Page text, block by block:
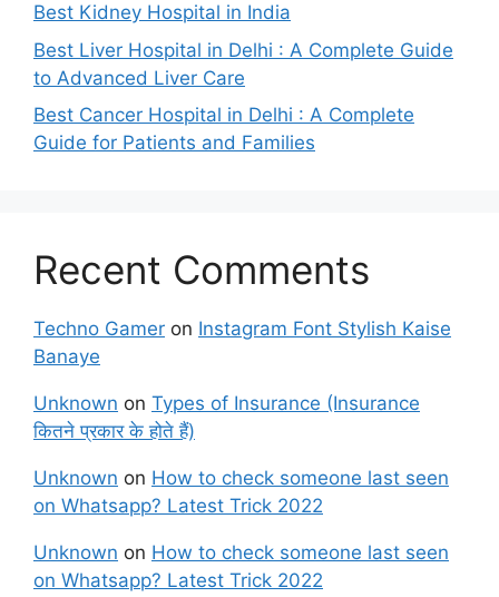
Best Kidney Hospital in India
Best Liver Hospital in Delhi : A Complete Guide
to Advanced Liver Care
Best Cancer Hospital in Delhi : A Complete
Guide for Patients and Families
Recent Comments
Techno Gamer on Instagram Font Stylish Kaise
Banaye
Unknown on Types of Insurance (Insurance
कितने प्रकार के होते हैं)
Unknown on How to check someone last seen
on Whatsapp? Latest Trick 2022
Unknown on How to check someone last seen
on Whatsapp? Latest Trick 2022